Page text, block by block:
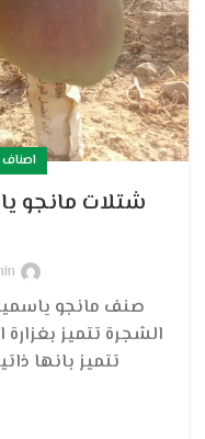
اصناف
شتلات مانجو
صنف مانجو
الشجرة تتميز
تتميز بانها